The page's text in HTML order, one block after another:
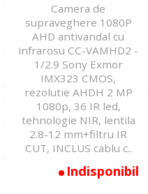
Camera de
supraveghere 1080P
AHD antivandal cu
infrarosu CC-VAMHD2 -
1/2.9 Sony Exmor
IMX323 CMOS,
rezolutie AHDH 2 MP
1080p, 36 IR led,
tehnologie NIR, lentila
2.8-12 mm+filtru IR
CUT, INCLUS cablu c..
Indisponibil